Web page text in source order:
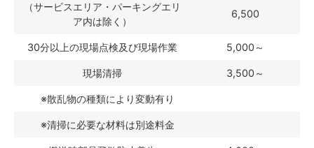
（サービスエリア・パーキングエリ
ア内は除く）
6,500
30分以上の現場点検及び現場作業 5,000～
現場清掃 3,500～
※散乱物の種類により変動有り
※清掃に必要な材料は別途料金